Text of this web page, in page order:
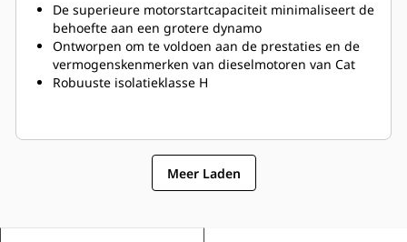
De superieure motorstartcapaciteit minimaliseert de
behoefte aan een grotere dynamo
Ontworpen om te voldoen aan de prestaties en de
vermogenskenmerken van dieselmotoren van Cat
Robuuste isolatieklasse H
Meer Laden